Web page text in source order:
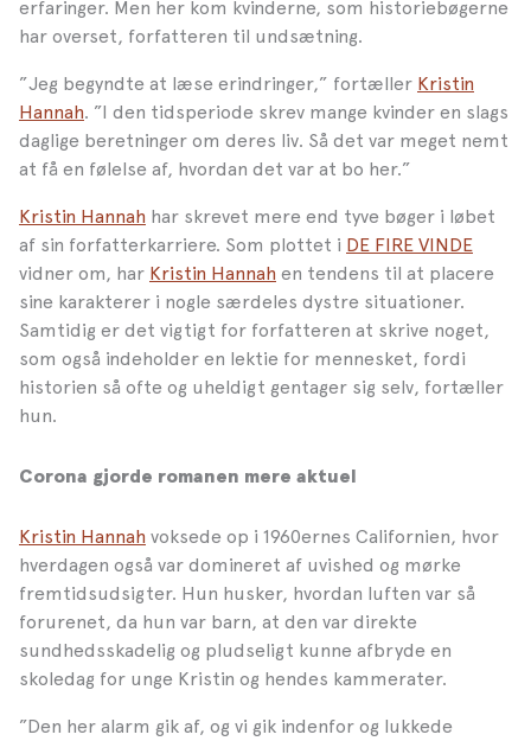
erfaringer. Men her kom kvinderne, som historiebøgerne
har overset, forfatteren til undsætning.
”Jeg begyndte at læse erindringer,” fortæller Kristin
Hannah. ”I den tidsperiode skrev mange kvinder en slags
daglige beretninger om deres liv. Så det var meget nemt
at få en følelse af, hvordan det var at bo her.”
Kristin Hannah har skrevet mere end tyve bøger i løbet
af sin forfatterkarriere. Som plottet i DE FIRE VINDE
vidner om, har Kristin Hannah en tendens til at placere
sine karakterer i nogle særdeles dystre situationer.
Samtidig er det vigtigt for forfatteren at skrive noget,
som også indeholder en lektie for mennesket, fordi
historien så ofte og uheldigt gentager sig selv, fortæller
hun.
Corona gjorde romanen mere aktuel
Kristin Hannah voksede op i 1960ernes Californien, hvor
hverdagen også var domineret af uvished og mørke
fremtidsudsigter. Hun husker, hvordan luften var så
forurenet, da hun var barn, at den var direkte
sundhedsskadelig og pludseligt kunne afbryde en
skoledag for unge Kristin og hendes kammerater.
”Den her alarm gik af, og vi gik indenfor og lukkede